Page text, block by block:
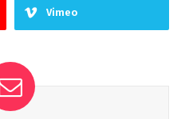
Vimeo